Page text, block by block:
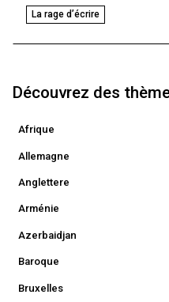
La rage d’écrire
Découvrez des
Afrique
Allemagne
Anglettere
Arménie
Azerbaidjan
Baroque
Bruxelles